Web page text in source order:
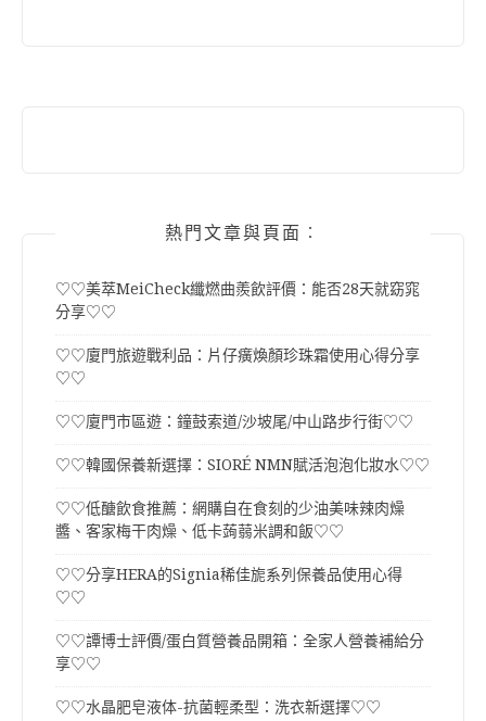
熱門文章與頁面︰
♡♡美萃MeiCheck纖燃曲羨飲評價：能否28天就窈窕
分享♡♡
♡♡廈門旅遊戰利品：片仔癀煥顏珍珠霜使用心得分享
♡♡
♡♡廈門市區遊：鐘鼓索道/沙坡尾/中山路步行街♡♡
♡♡韓國保養新選擇：SIORÉ NMN賦活泡泡化妝水♡♡
♡♡低醣飲食推薦：網購自在食刻的少油美味辣肉燥
醬、客家梅干肉燥、低卡蒟蒻米調和飯♡♡
♡♡分享HERA的Signia稀佳旎系列保養品使用心得
♡♡
♡♡譚博士評價/蛋白質營養品開箱：全家人營養補給分
享♡♡
♡♡水晶肥皂液体-抗菌輕柔型：洗衣新選擇♡♡